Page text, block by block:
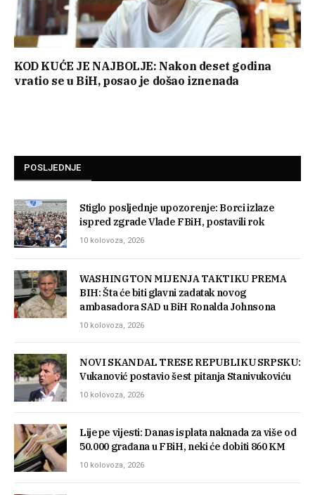
KOD KUĆE JE NAJBOLJE: Nakon deset godina
vratio se u BiH, posao je došao iznenada
POSLJEDNJE
Stiglo posljednje upozorenje: Borci izlaze
ispred zgrade Vlade FBiH, postavili rok
10 kolovoza, 2026
WASHINGTON MIJENJA TAKTIKU PREMA
BIH: Šta će biti glavni zadatak novog
ambasadora SAD u BiH Ronalda Johnsona
10 kolovoza, 2026
NOVI SKANDAL TRESE REPUBLIKU SRPSKU:
Vukanović postavio šest pitanja Stanivukoviću
10 kolovoza, 2026
Lijepe vijesti: Danas isplata naknada za više od
50.000 građana u FBiH, neki će dobiti 860 KM
10 kolovoza, 2026